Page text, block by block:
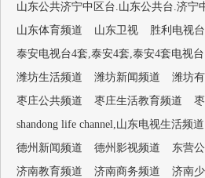
山东公共济宁中区台.山东公共台.济宁
山东体育频道
山东卫视 胜利电视
泰安电视台4套,泰安4套,泰安4套电视台
潍坊生活频道
潍坊新闻频道 潍坊
枣庄公共频道
枣庄生活教育频道
shandong life channel,山东电视生活频道
德州新闻频道
德州影视频道 东营
济南教育频道
济南商务频道 济南